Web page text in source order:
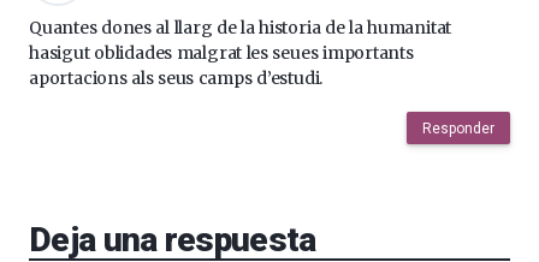
Quantes dones al llarg de la historia de la humanitat
hasigut oblidades malgrat les seues importants
aportacions als seus camps d’estudi.
Responder
Deja una respuesta